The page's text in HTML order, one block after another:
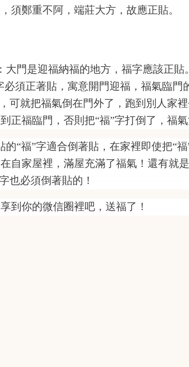
須鄭重不阿，端莊大方，故應正貼。
大門是迎福納福的地方，福字應該正貼。
必須正著貼，寓意開門迎福，福氣臨門
可就把福氣倒在門外了，跑到別人家裡
正福臨門，否則把“福”字打倒了， 福氣
的“福”字適合倒著貼，在家裡即使把“福
自家屋裡 ， 滿屋充滿了福氣！還有就
也必須倒著貼的！
到你的微信圈裡吧，送福了！